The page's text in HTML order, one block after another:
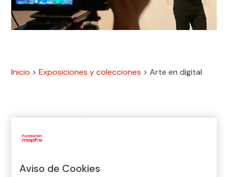
Inicio >Exposiciones y colecciones >Arte en digital
Arte en digital reúne muchas de las actividades
audiovisuales que desde hace años venimos
realizando en torno a nuestras exposiciones: visitas
y otras propuestas interpretativas que tienen lugar en
Aviso de Cookies